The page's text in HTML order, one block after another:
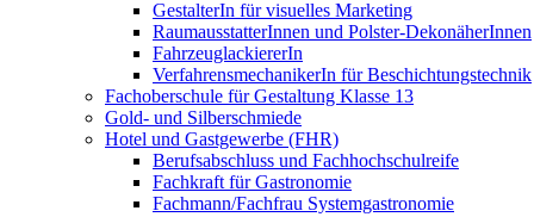
GestalterIn für visuelles Marketing
RaumausstatterInnen und Polster-DekonäherInnen
FahrzeuglackiererIn
VerfahrensmechanikerIn für Beschichtungstechnik
Fachoberschule für Gestaltung Klasse 13
Gold- und Silberschmiede
Hotel und Gastgewerbe (FHR)
Berufsabschluss und Fachhochschulreife
Fachkraft für Gastronomie
Fachmann/Fachfrau Systemgastronomie